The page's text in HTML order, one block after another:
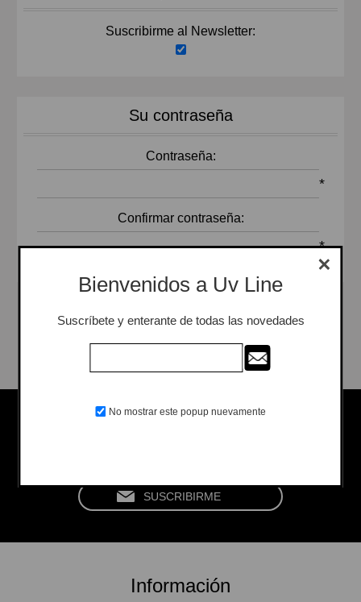
Suscribirme al Newsletter:
Su contraseña
Contraseña:
*
Confirmar contraseña:
*
Seguinos en las redes
Información
Bienvenidos a Uv Line
Suscríbete y enterante de todas las novedades
No mostrar este popup nuevamente